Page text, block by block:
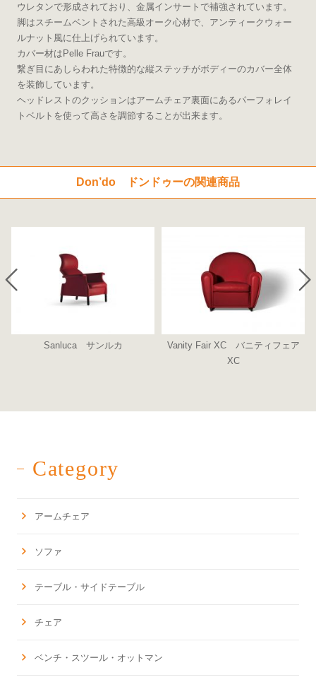
ウレタンで形成されており、金属インサートで補強されています。
脚はスチームベントされた高級オーク心材で、アンティークウォー
ルナット風に仕上げられています。
カバー材はPelle Frauです。
繋ぎ目にあしらわれた特徴的な縦ステッチがボディーのカバー全体
を装飾しています。
ヘッドレストのクッションはアームチェア裏面にあるパーフォレイ
トベルトを使って高さを調節することが出来ます。
Don’do ドンドゥーの関連商品
Sanluca サンルカ
Vanity Fair XC バニティフェア
XC
Category
アームチェア
ソファ
テーブル・サイドテーブル
チェア
ベンチ・スツール・オットマン